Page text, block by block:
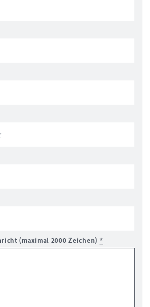
(maximal 2000 Zeichen) *